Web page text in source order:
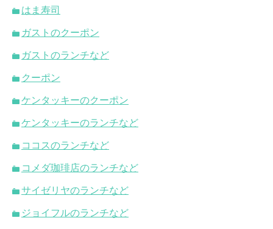
はま寿司
ガストのクーポン
ガストのランチなど
クーポン
ケンタッキーのクーポン
ケンタッキーのランチなど
ココスのランチなど
コメダ珈琲店のランチなど
サイゼリヤのランチなど
ジョイフルのランチなど